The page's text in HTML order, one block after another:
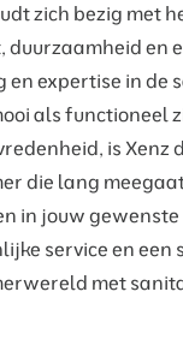
zich bezig met
duurzaamheid en
en expertise in de
als functioneel
is Xenz
die lang
in jouw
service en
met